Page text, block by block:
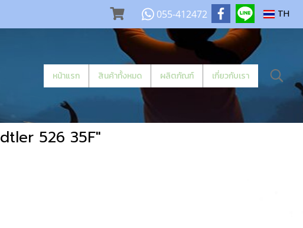
055-412472 TH
หน้าแรก สินค้าทั้งหมด ผลิตภัณฑ์ เกี่ยวกับเรา
526 35F"